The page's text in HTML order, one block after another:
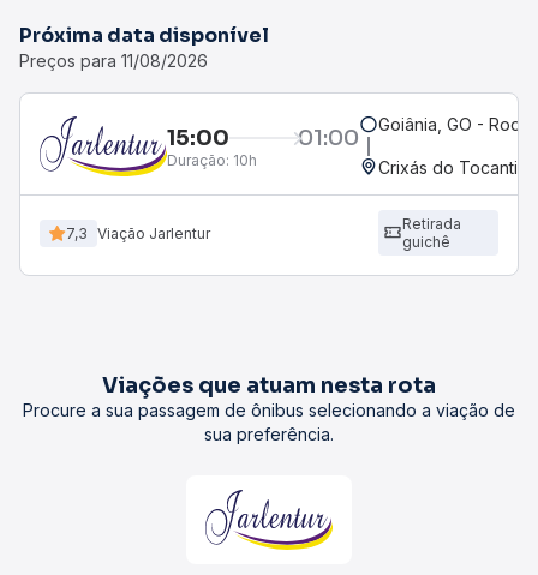
Próxima data disponível
Preços para 11/08/2026
15:00 01:00
Duração: 10h
Goiânia, GO -
Crixás do
7,3 Viação Jarlentur
Retirada
guichê
Viações que atuam nesta rota
Procure a sua passagem de ônibus selecionando a viação de
sua preferência.